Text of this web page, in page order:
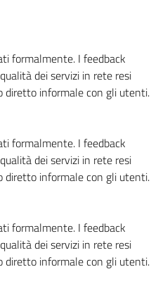
formalmente. I feedback
dei servizi in rete resi
diretto informale con gli utenti.
formalmente. I feedback
dei servizi in rete resi
diretto informale con gli utenti.
formalmente. I feedback
dei servizi in rete resi
diretto informale con gli utenti.